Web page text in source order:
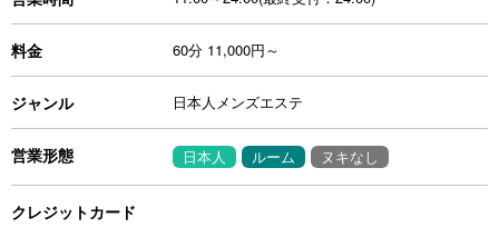
料金 60分 11,000円～
ジャンル 日本人メンズエステ
営業形態 日本人 ルーム ヌキなし
クレジットカード